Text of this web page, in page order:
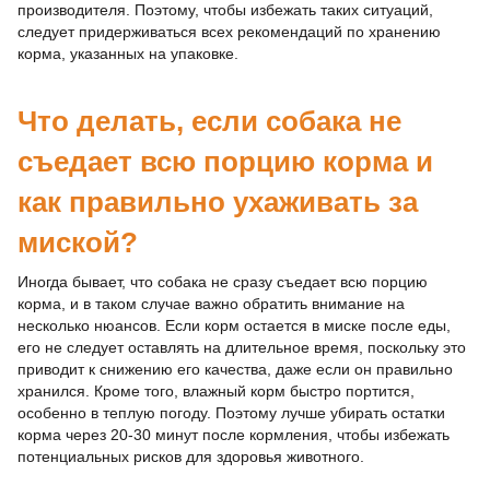
производителя. Поэтому, чтобы избежать таких ситуаций,
следует придерживаться всех рекомендаций по хранению
корма, указанных на упаковке.
Что делать, если собака не
съедает всю порцию корма и
как правильно ухаживать за
миской?
Иногда бывает, что собака не сразу съедает всю порцию
корма, и в таком случае важно обратить внимание на
несколько нюансов. Если корм остается в миске после еды,
его не следует оставлять на длительное время, поскольку это
приводит к снижению его качества, даже если он правильно
хранился. Кроме того, влажный корм быстро портится,
особенно в теплую погоду. Поэтому лучше убирать остатки
корма через 20-30 минут после кормления, чтобы избежать
потенциальных рисков для здоровья животного.